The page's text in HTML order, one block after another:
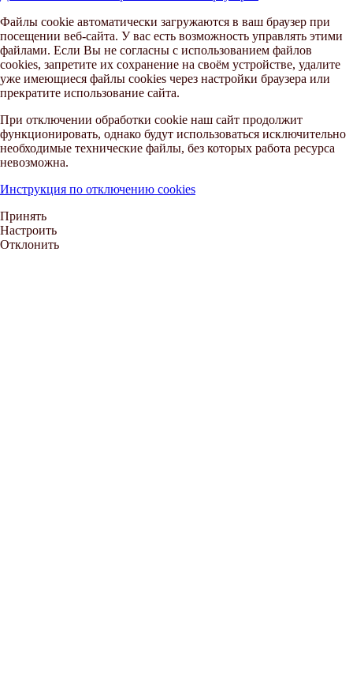
Файлы cookie автоматически загружаются в ваш браузер при
посещении веб-сайта. У вас есть возможность управлять этими
файлами. Если Вы не согласны с использованием файлов
cookies, запретите их сохранение на своём устройстве, удалите
уже имеющиеся файлы cookies через настройки браузера или
прекратите использование сайта.
При отключении обработки cookie наш сайт продолжит
функционировать, однако будут использоваться исключительно
необходимые технические файлы, без которых работа ресурса
невозможна.
Инструкция по отключению cookies
Принять
Настроить
Отклонить